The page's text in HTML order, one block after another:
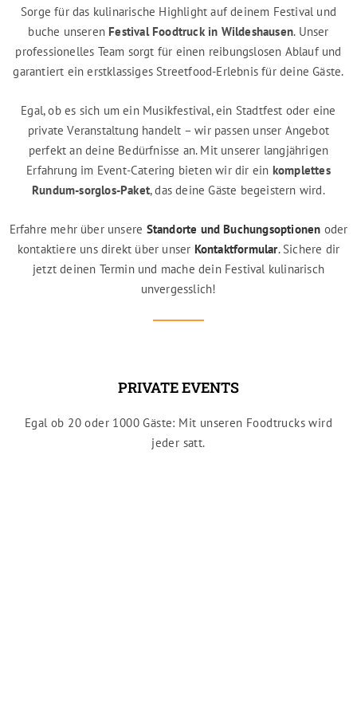
Sorge für das kulinarische Highlight auf deinem Festival und
buche unseren Festival Foodtruck in Wildeshausen. Unser
professionelles Team sorgt für einen reibungslosen Ablauf und
garantiert ein erstklassiges Streetfood-Erlebnis für deine Gäste.
Egal, ob es sich um ein Musikfestival, ein Stadtfest oder eine
private Veranstaltung handelt – wir passen unser Angebot
perfekt an deine Bedürfnisse an. Mit unserer langjährigen
Erfahrung im Event-Catering bieten wir dir ein komplettes
Rundum-sorglos-Paket, das deine Gäste begeistern wird.
Erfahre mehr über unsere Standorte und Buchungsoptionen oder
kontaktiere uns direkt über unser Kontaktformular.Sichere dir
jetzt deinen Termin und mache dein Festival kulinarisch
unvergesslich!
PRIVATE EVENTS
Egal ob 20 oder 1000 Gäste: Mit unseren Foodtrucks wird
jeder satt.